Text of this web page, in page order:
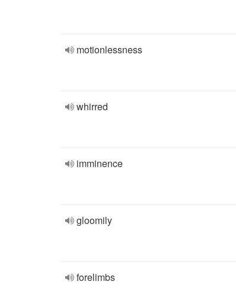
motionlessness
whirred
imminence
gloomily
forelimbs